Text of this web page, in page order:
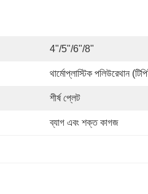
4"/5"/6"/8"
থার্মোপ্লাস্টিক পলিউরেথান
শীর্ষ প্লেট
ব্যাগ এবং শক্ত কাগজ